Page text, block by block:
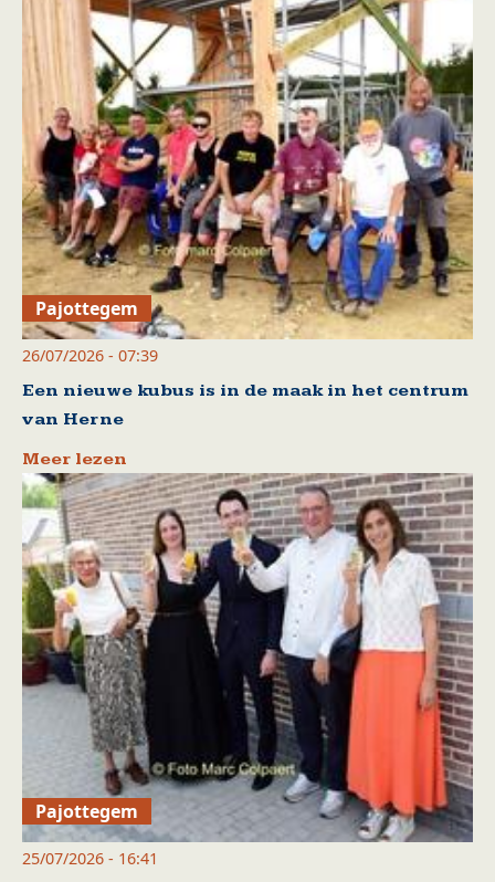
Pajottegem
26/07/2026 - 07:39
Een nieuwe kubus is in de maak in het centrum
van Herne
Meer lezen
Pajottegem
25/07/2026 - 16:41